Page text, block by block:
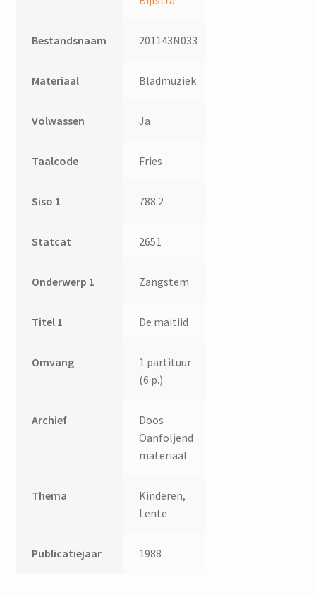
Bestandsnaam 201143N033
Materiaal Bladmuziek
Volwassen Ja
Taalcode Fries
Siso 1 788.2
Statcat 2651
Onderwerp 1 Zangstem
Titel 1 De maitiid
Omvang
1 partituur
(6 p.)
Archief
Doos
Oanfoljend
materiaal
Thema
Kinderen,
Lente
Publicatiejaar 1988